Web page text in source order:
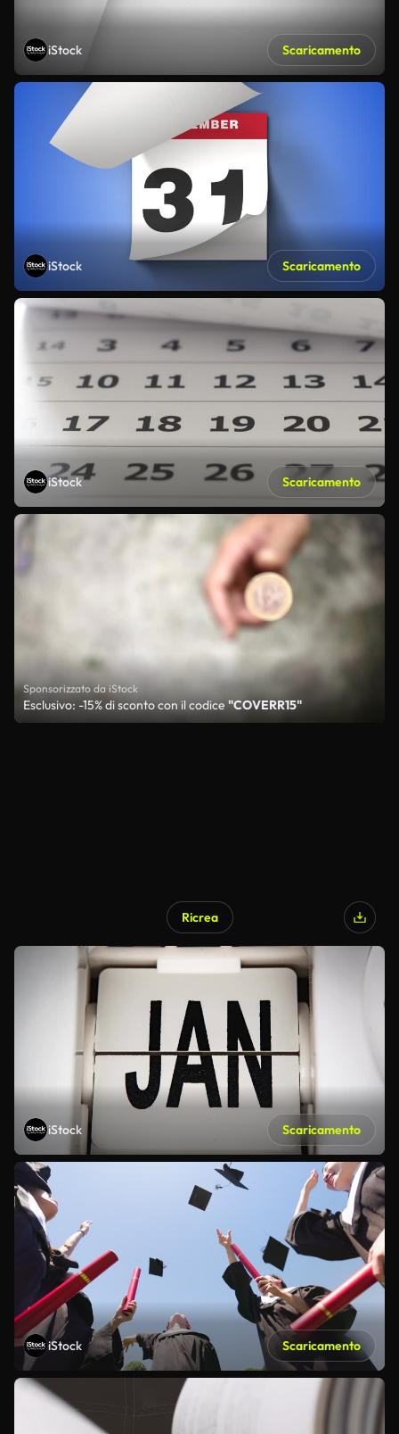
iStock Scaricamento
iStock Scaricamento
iStock Scaricamento
Sponsorizzato da iStock
Esclusivo: -15% di sconto con il codice"COVERR15"
Ricrea
iStock Scaricamento
iStock Scaricamento